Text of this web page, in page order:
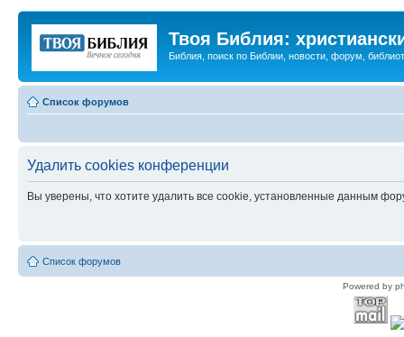
Твоя Библия:
Библия, поиск по Библии, новости, форум,
Список форумов
Удалить cookies конференции
Вы уверены, что хотите удалить все cookie, установленные данным
Список форумов
Powered by